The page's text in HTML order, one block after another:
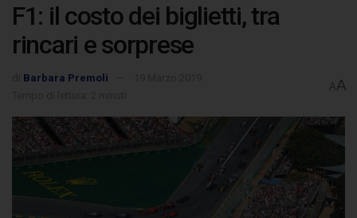
F1: il costo dei biglietti, tra
rincari e sorprese
Barbara Premoli
AA